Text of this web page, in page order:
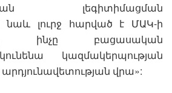
լեգիտիմացման
լուրջ հարված է ՄԱԿ-ի
ինչը բացասական
կազմակերպության
վրա»: